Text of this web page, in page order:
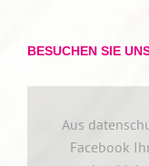
BESUCHEN SIE
Aus
Facebook